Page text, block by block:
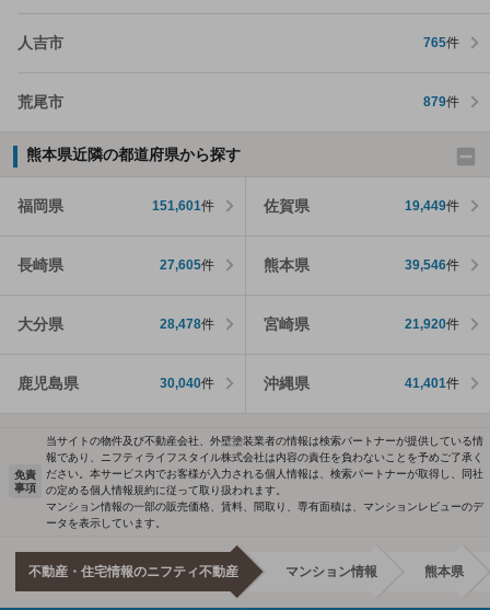
人吉市 765件
荒尾市 879件
熊本県近隣の都道府県から探す
福岡県 151,601件 佐賀県 19,449件
長崎県 27,605件 熊本県 39,546件
大分県 28,478件 宮崎県 21,920件
鹿児島県 30,040件 沖縄県 41,401件
免責
事項
当サイトの物件及び不動産会社、外壁塗装業者の情報は検索パートナーが提供している情
報であり、ニフティライフスタイル株式会社は内容の責任を負わないことを予めご了承く
ださい。本サービス内でお客様が入力される個人情報は、検索パートナーが取得し、同社
の定める個人情報規約に従って取り扱われます。
マンション情報の一部の販売価格、賃料、間取り、専有面積は、マンションレビューのデ
ータを表示しています。
不動産・住宅情報のニフティ不動産 マンション情報 熊本県